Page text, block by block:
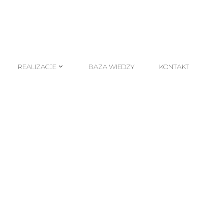
REALIZACJE
BAZA WIEDZY
KONTAKT